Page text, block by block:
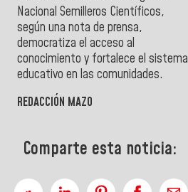
Nacional Semilleros Científicos,
según una nota de prensa,
democratiza el acceso al
conocimiento y fortalece el sistema
educativo en las comunidades.
REDACCIÓN MAZO
Comparte esta noticia: